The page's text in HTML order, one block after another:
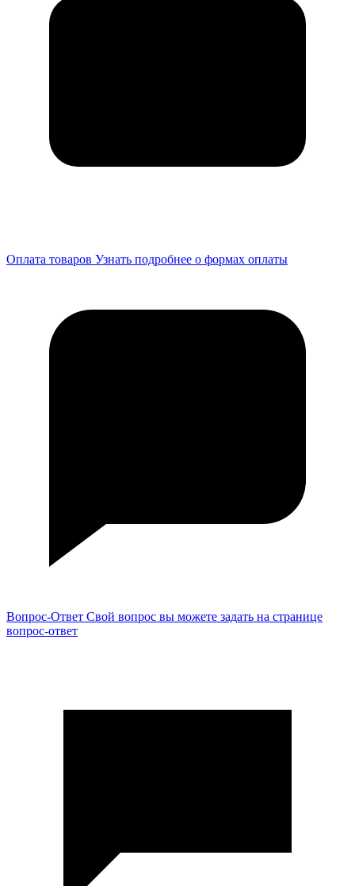
Оплата товаров Узнать подробнее о формах оплаты
Вопрос-Ответ Свой вопрос вы можете задать на странице
вопрос-ответ